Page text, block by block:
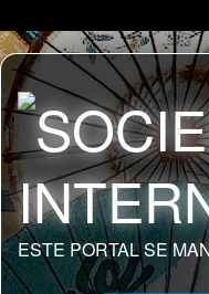
ESTE PORTAL SE